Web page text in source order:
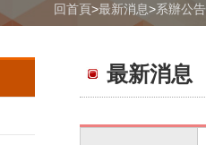
回首頁>最新消息>系辦公告
最新消息